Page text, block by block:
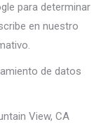
para determinar
en nuestro
de datos
View, CA